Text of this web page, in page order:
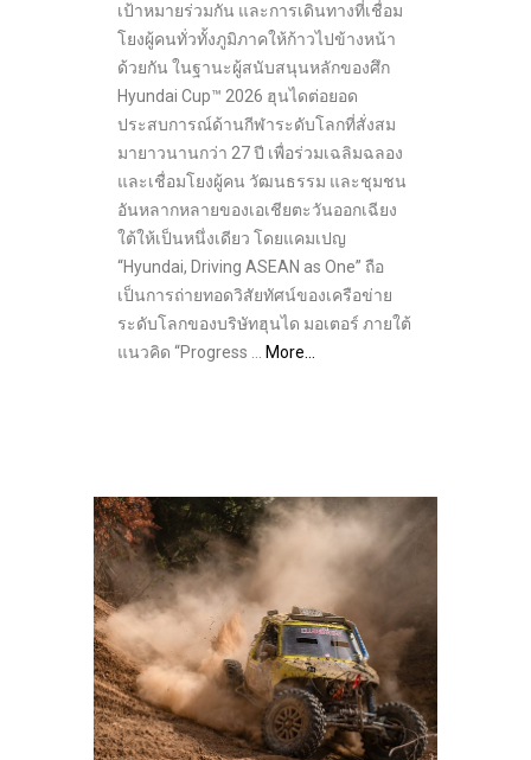
เป้าหมายร่วมกัน และการเดินทางที่เชื่อม
โยงผู้คนทั่วทั้งภูมิภาคให้ก้าวไปข้างหน้า
ด้วยกัน ในฐานะผู้สนับสนุนหลักของศึก
Hyundai Cup™ 2026 ฮุนไดต่อยอด
ประสบการณ์ด้านกีฬาระดับโลกที่สั่งสม
มายาวนานกว่า 27 ปี เพื่อร่วมเฉลิมฉลอง
และเชื่อมโยงผู้คน วัฒนธรรม และชุมชน
อันหลากหลายของเอเชียตะวันออกเฉียง
ใต้ให้เป็นหนึ่งเดียว โดยแคมเปญ
“Hyundai, Driving ASEAN as One” ถือ
เป็นการถ่ายทอดวิสัยทัศน์ของเครือข่าย
ระดับโลกของบริษัทฮุนได มอเตอร์ ภายใต้
แนวคิด “Progress …
More…